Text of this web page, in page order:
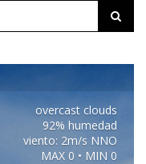
overcast clouds
92% humedad
viento: 2m/s NNO
MAX 0 • MIN 0